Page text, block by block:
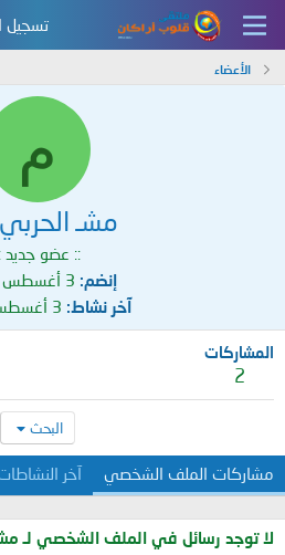
تسجيل
الأعضاء
م
مشـ
:: عضو جديد
إنضم 3 أغسطس 2011
آخر نشاط 3 أغسطس 2011
المشاركات
2
البحث
مشاركات الملف الشخصي آخر
لا توجد رسائل في الملف الشخصي لـ